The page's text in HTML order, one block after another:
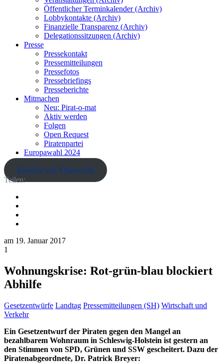
Öffentlicher Terminkalender (Archiv)
Lobbykontakte (Archiv)
Finanzielle Transparenz (Archiv)
Delegationssitzungen (Archiv)
Presse
Pressekontakt
Pressemitteilungen
Pressefotos
Pressebriefings
Presseberichte
Mitmachen
Neu: Pirat-o-mat
Aktiv werden
Folgen
Open Request
Piratenpartei
Europawahl 2024
Zurück zur Übersicht
Teilen:
am 19. Januar 2017
1
Wohnungskrise: Rot-grün-blau blockiert
Abhilfe
Gesetzentwürfe Landtag Pressemitteilungen (SH) Wirtschaft und
Verkehr
Ein Gesetzentwurf der Piraten gegen den Mangel an
bezahlbarem Wohnraum in Schleswig-Holstein ist gestern an
den Stimmen von SPD, Grünen und SSW gescheitert. Dazu der
Piratenabgeordnete, Dr. Patrick Breyer: